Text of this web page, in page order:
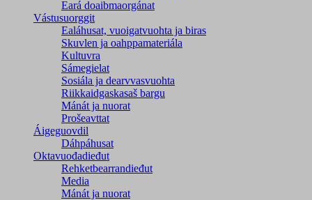
Eará doaibmaorgánat
Vástusuorggit
Ealáhusat, vuoigatvuohta ja biras
Skuvlen ja oahppamateriála
Kultuvra
Sámegielat
Sosiála ja dearvvasvuohta
Riikkaidgaskasaš bargu
Mánát ja nuorat
Prošeavttat
Áigeguovdil
Dáhpáhusat
Oktavuođadieđut
Rehketbearrandieđut
Media
Mánát ja nuorat